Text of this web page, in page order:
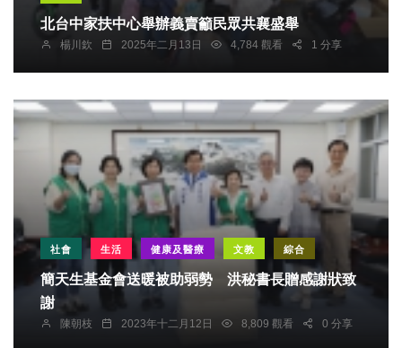
北台中家扶中心舉辦義賣籲民眾共襄盛舉
楊川欽 2025年二月13日 4,784 觀看 1 分享
社會 生活 健康及醫療 文教 綜合
簡天生基金會送暖被助弱勢 洪秘書長贈感謝狀致
謝
陳朝枝 2023年十二月12日 8,809 觀看 0 分享